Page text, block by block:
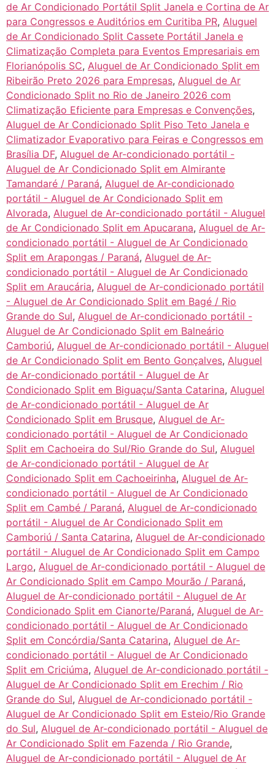
de Ar Condicionado Portátil Split Janela e Cortina de Ar
para Congressos e Auditórios em Curitiba PR, Aluguel
de Ar Condicionado Split Cassete Portátil Janela e
Climatização Completa para Eventos Empresariais em
Florianópolis SC, Aluguel de Ar Condicionado Split em
Ribeirão Preto 2026 para Empresas, Aluguel de Ar
Condicionado Split no Rio de Janeiro 2026 com
Climatização Eficiente para Empresas e Convenções,
Aluguel de Ar Condicionado Split Piso Teto Janela e
Climatizador Evaporativo para Feiras e Congressos em
Brasília DF, Aluguel de Ar-condicionado portátil -
Aluguel de Ar Condicionado Split em Almirante
Tamandaré / Paraná, Aluguel de Ar-condicionado
portátil - Aluguel de Ar Condicionado Split em
Alvorada, Aluguel de Ar-condicionado portátil - Aluguel
de Ar Condicionado Split em Apucarana, Aluguel de Ar-
condicionado portátil - Aluguel de Ar Condicionado
Split em Arapongas / Paraná, Aluguel de Ar-
condicionado portátil - Aluguel de Ar Condicionado
Split em Araucária, Aluguel de Ar-condicionado portátil
- Aluguel de Ar Condicionado Split em Bagé / Rio
Grande do Sul, Aluguel de Ar-condicionado portátil -
Aluguel de Ar Condicionado Split em Balneário
Camboriú, Aluguel de Ar-condicionado portátil - Aluguel
de Ar Condicionado Split em Bento Gonçalves, Aluguel
de Ar-condicionado portátil - Aluguel de Ar
Condicionado Split em Biguaçu/Santa Catarina, Aluguel
de Ar-condicionado portátil - Aluguel de Ar
Condicionado Split em Brusque, Aluguel de Ar-
condicionado portátil - Aluguel de Ar Condicionado
Split em Cachoeira do Sul/Rio Grande do Sul, Aluguel
de Ar-condicionado portátil - Aluguel de Ar
Condicionado Split em Cachoeirinha, Aluguel de Ar-
condicionado portátil - Aluguel de Ar Condicionado
Split em Cambé / Paraná, Aluguel de Ar-condicionado
portátil - Aluguel de Ar Condicionado Split em
Camboriú / Santa Catarina, Aluguel de Ar-condicionado
portátil - Aluguel de Ar Condicionado Split em Campo
Largo, Aluguel de Ar-condicionado portátil - Aluguel de
Ar Condicionado Split em Campo Mourão / Paraná,
Aluguel de Ar-condicionado portátil - Aluguel de Ar
Condicionado Split em Cianorte/Paraná, Aluguel de Ar-
condicionado portátil - Aluguel de Ar Condicionado
Split em Concórdia/Santa Catarina, Aluguel de Ar-
condicionado portátil - Aluguel de Ar Condicionado
Split em Criciúma, Aluguel de Ar-condicionado portátil -
Aluguel de Ar Condicionado Split em Erechim / Rio
Grande do Sul, Aluguel de Ar-condicionado portátil -
Aluguel de Ar Condicionado Split em Esteio/Rio Grande
do Sul, Aluguel de Ar-condicionado portátil - Aluguel de
Ar Condicionado Split em Fazenda / Rio Grande,
Aluguel de Ar-condicionado portátil - Aluguel de Ar